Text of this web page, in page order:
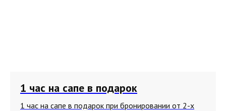
1 час на сапе в подарок
1 час на сапе в подарок при бронировании от 2-х